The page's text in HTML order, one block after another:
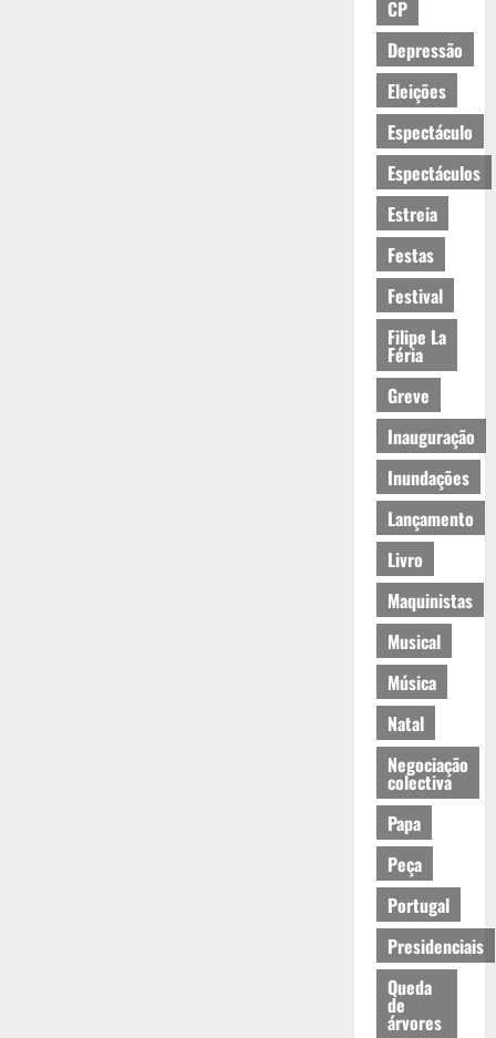
CP
Depressão
Eleições
Espectáculo
Espectáculos
Estreia
Festas
Festival
Filipe La
Féria
Greve
Inauguração
Inundações
Lançamento
Livro
Maquinistas
Musical
Música
Natal
Negociação
colectiva
Papa
Peça
Portugal
Presidenciais
Queda
de
árvores